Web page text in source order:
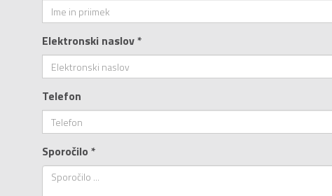
Elektronski naslov *
Telefon
Sporočilo *